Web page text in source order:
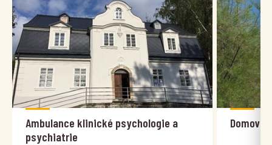
Ambulance klinické psychologie a
psychiatrie
Domov